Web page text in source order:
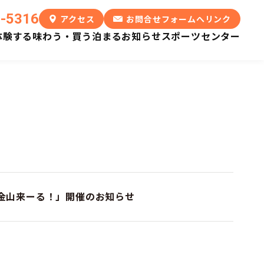
5316 アクセス お問合せフォームへリンク
する味わう・買う泊まるお知らせスポーツセンター
来ーる！」開催のお知らせ